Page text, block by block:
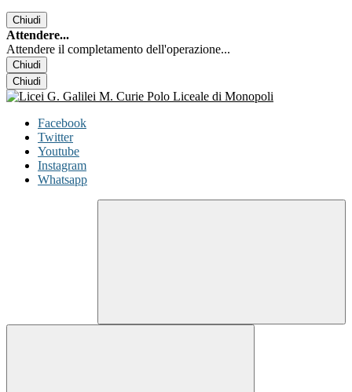
Chiudi
Attendere...
Attendere il completamento dell'operazione...
Chiudi
Chiudi
Facebook
Twitter
Youtube
Instagram
Whatsapp